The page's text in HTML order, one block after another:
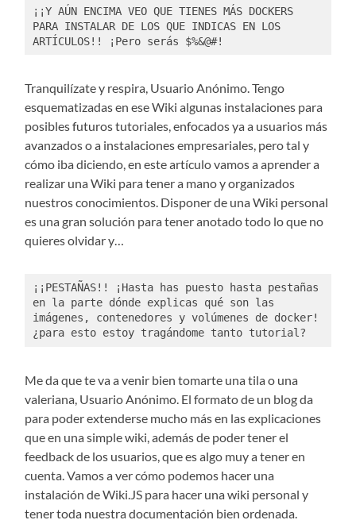
¡¡Y AÚN ENCIMA VEO QUE TIENES MÁS DOCKERS
PARA INSTALAR DE LOS QUE INDICAS EN LOS
ARTÍCULOS!! ¡Pero serás $%&@#!
Tranquilízate y respira, Usuario Anónimo. Tengo
esquematizadas en ese Wiki algunas instalaciones para
posibles futuros tutoriales, enfocados ya a usuarios más
avanzados o a instalaciones empresariales, pero tal y
cómo iba diciendo, en este artículo vamos a aprender a
realizar una Wiki para tener a mano y organizados
nuestros conocimientos. Disponer de una Wiki personal
es una gran solución para tener anotado todo lo que no
quieres olvidar y…
¡¡PESTAÑAS!! ¡Hasta has puesto hasta pestañas
en la parte dónde explicas qué son las
imágenes, contenedores y volúmenes de docker!
¿para esto estoy tragándome tanto tutorial?
Me da que te va a venir bien tomarte una tila o una
valeriana, Usuario Anónimo. El formato de un blog da
para poder extenderse mucho más en las explicaciones
que en una simple wiki, además de poder tener el
feedback de los usuarios, que es algo muy a tener en
cuenta. Vamos a ver cómo podemos hacer una
instalación de Wiki.JS para hacer una wiki personal y
tener toda nuestra documentación bien ordenada.